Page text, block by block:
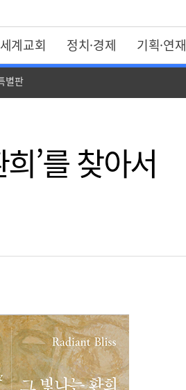
세계교회 정치·경제 기획·연재
별판
’를 찾아서